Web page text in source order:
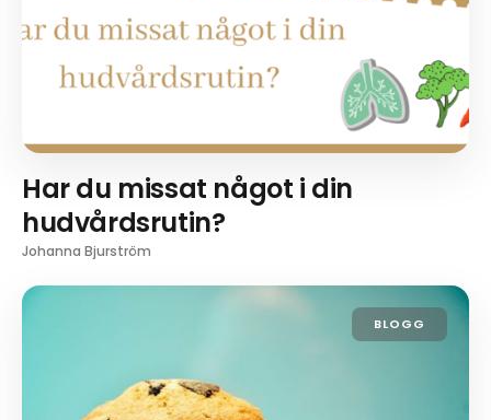
Har du missat något i din
hudvårdsrutin?
Johanna Bjurström
BLOGG